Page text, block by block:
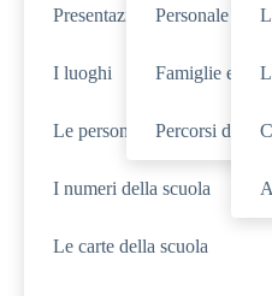
Presentazione
I luoghi
Le persone
I numeri della scuola
Le carte della scuola
Personale
Famiglie e
Percorsi di
Cerca nella sezione
Cerca tra leNOVITÀ
Cerca inTUTTO IL SITO